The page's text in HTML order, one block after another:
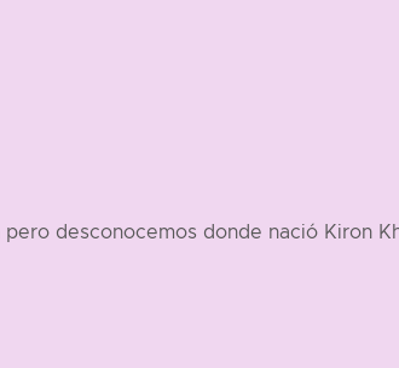
desconocemos donde nació Kiron